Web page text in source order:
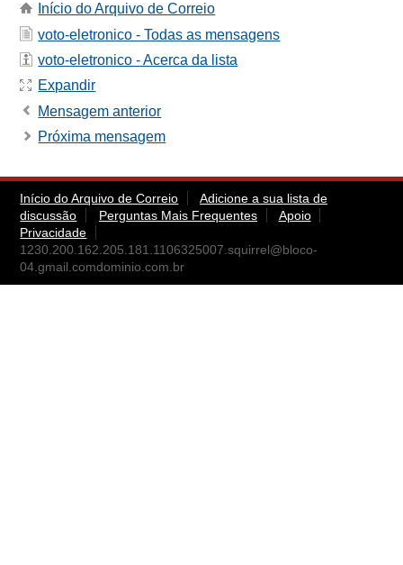
Início do Arquivo de Correio
voto-eletronico - Todas as mensagens
voto-eletronico - Acerca da lista
Expandir
Mensagem anterior
Próxima mensagem
Início do Arquivo de Correio
Adicione a sua lista de
discussão
Perguntas Mais Frequentes
Apoio
Privacidade
1230.200.162.205.181.1106325007.squirrel@bloco-
04.gmail.comdominio.com.br